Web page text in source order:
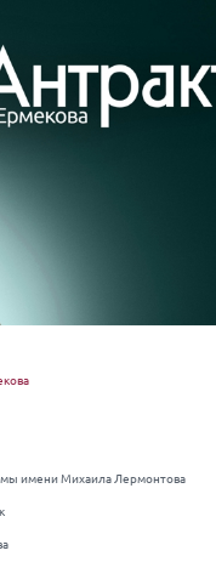
имени Михаила Лермонтова